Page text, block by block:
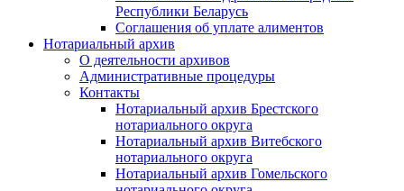
Республики Беларусь
Соглашения об уплате алиментов
Нотариальный архив
О деятельности архивов
Административные процедуры
Контакты
Нотариальный архив Брестского
нотариального округа
Нотариальный архив Витебского
нотариального округа
Нотариальный архив Гомельского